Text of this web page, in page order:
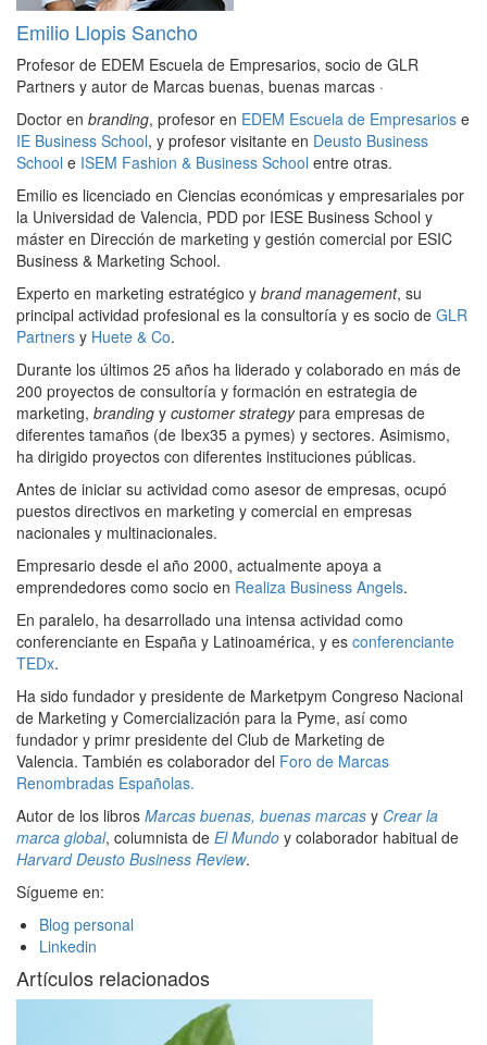
Emilio Llopis Sancho
Profesor de EDEM Escuela de Empresarios, socio de GLR
Partners y autor de Marcas buenas, buenas marcas ·
Doctor en branding, profesor en EDEM Escuela de Empresarios e
IE Business School, y profesor visitante en Deusto Business
School e ISEM Fashion & Business School entre otras.
Emilio es licenciado en Ciencias económicas y empresariales por
la Universidad de Valencia, PDD por IESE Business School y
máster en Dirección de marketing y gestión comercial por ESIC
Business & Marketing School.
Experto en marketing estratégico y brand management, su
principal actividad profesional es la consultoría y es socio de GLR
Partners y Huete & Co.
Durante los últimos 25 años ha liderado y colaborado en más de
200 proyectos de consultoría y formación en estrategia de
marketing, branding y customer strategypara empresas de
diferentes tamaños (de Ibex35 a pymes) y sectores. Asimismo,
ha dirigido proyectos con diferentes instituciones públicas.
Antes de iniciar su actividad como asesor de empresas, ocupó
puestos directivos en marketing y comercial en empresas
nacionales y multinacionales.
Empresario desde el año 2000, actualmente apoya a
emprendedores como socio en Realiza Business Angels.
En paralelo, ha desarrollado una intensa actividad como
conferenciante en España y Latinoamérica, y es conferenciante
TEDx.
Ha sido fundador y presidente de Marketpym Congreso Nacional
de Marketing y Comercialización para la Pyme, así como
fundador y primr presidente del Club de Marketing de
Valencia. También es colaborador del Foro de Marcas
Renombradas Españolas.
Autor de los libros Marcas buenas, buenas marcas y Crear la
marca global, columnista de El Mundo y colaborador habitual de
Harvard Deusto Business Review.
Sígueme en:
Blog personal
Linkedin
Artículos relacionados